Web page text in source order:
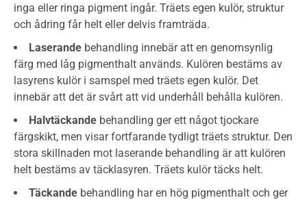
inga eller ringa pigment ingår. Träets egen kulör, struktur
och ådring får helt eller delvis framträda.
Laserande behandling innebär att en genomsynlig
färg med låg pigmenthalt används. Kulören bestäms av
lasyrens kulör i samspel med träets egen kulör. Det
innebär att det är svårt att vid underhåll behålla kulören.
Halvtäckande behandling ger ett något tjockare
färgskikt, men visar fortfarande tydligt träets struktur. Den
stora skillnaden mot laserande behandling är att kulören
helt bestäms av täcklasyren. Träets kulör täcks helt.
Täckande behandling har en hög pigmenthalt och ger